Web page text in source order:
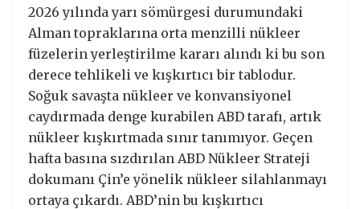
2026 yılında yarı sömürgesi durumundaki
Alman topraklarına orta menzilli nükleer
füzelerin yerleştirilme kararı alındı ki bu son
derece tehlikeli ve kışkırtıcı bir tablodur.
Soğuk savaşta nükleer ve konvansiyonel
caydırmada denge kurabilen ABD tarafı, artık
nükleer kışkırtmada sınır tanımıyor. Geçen
hafta basına sızdırılan ABD Nükleer Strateji
dokumanı Çin’e yönelik nükleer silahlanmayı
ortaya çıkardı. ABD’nin bu kışkırtıcı